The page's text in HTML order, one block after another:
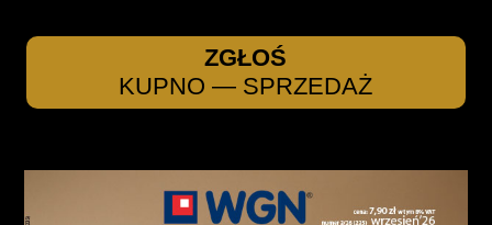
ZGŁOŚ
KUPNO — SPRZEDAŻ